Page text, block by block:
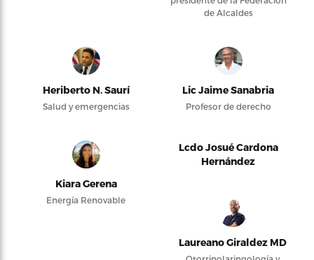
de Alcaldes
Heriberto N. Saurí
Salud y emergencias
Lic Jaime Sanabria
Profesor de derecho
Kiara Gerena
Energía Renovable
Lcdo Josué Cardona
Hernández
Laureano Giraldez MD